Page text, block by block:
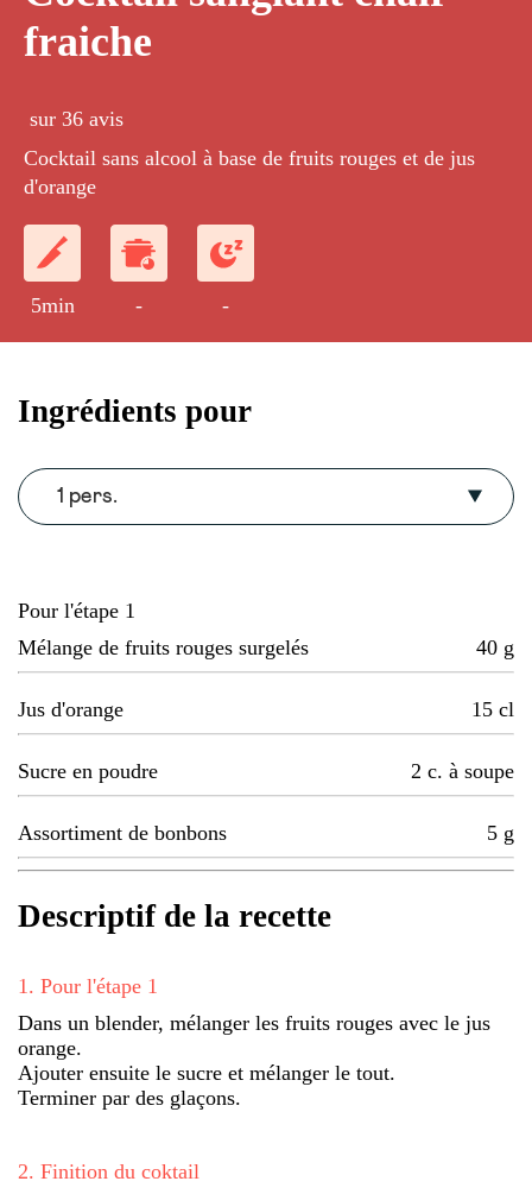
fraiche
sur 36 avis
Cocktail sans alcool à base de fruits rouges et de jus
d'orange
5min - -
Ingrédients pour
1 pers.
Pour l'étape 1
Mélange de fruits rouges surgelés
40 g
Jus d'orange 15 cl
Sucre en poudre 2 c. à soupe
Assortiment de bonbons 5 g
Descriptif de la recette
1 . Pour l'étape 1
Dans un blender, mélanger les fruits rouges avec le jus
orange.
Ajouter ensuite le sucre et mélanger le tout.
Terminer par des glaçons.
2. Finition du coktail